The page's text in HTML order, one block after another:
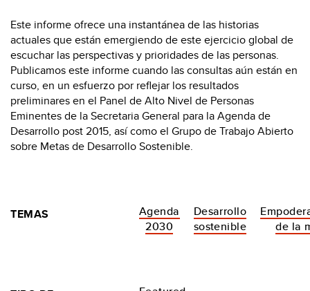
Este informe ofrece una instantánea de las historias
actuales que están emergiendo de este ejercicio global de
escuchar las perspectivas y prioridades de las personas.
Publicamos este informe cuando las consultas aún están en
curso, en un esfuerzo por reflejar los resultados
preliminares en el Panel de Alto Nivel de Personas
Eminentes de la Secretaria General para la Agenda de
Desarrollo post 2015, así como el Grupo de Trabajo Abierto
sobre Metas de Desarrollo Sostenible.
TEMAS
Agenda
2030
Desarrollo
sostenible
de la